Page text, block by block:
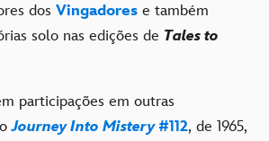
dos Vingadores e também
solo nas edições de Tales to
participações em outras
Journey Into Mistery#112, de 1965,